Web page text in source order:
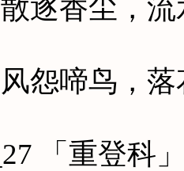
香尘，流
啼鸟，落
「重登科